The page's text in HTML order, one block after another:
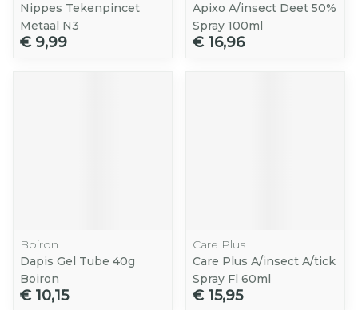
Nippes Tekenpincet
Metaal N3
€ 9,99
Apixo A/insect Deet 50%
Spray 100ml
€ 16,96
Boiron
Dapis Gel Tube 40g
Boiron
€ 10,15
Care Plus
Care Plus A/insect A/tick
Spray Fl 60ml
€ 15,95